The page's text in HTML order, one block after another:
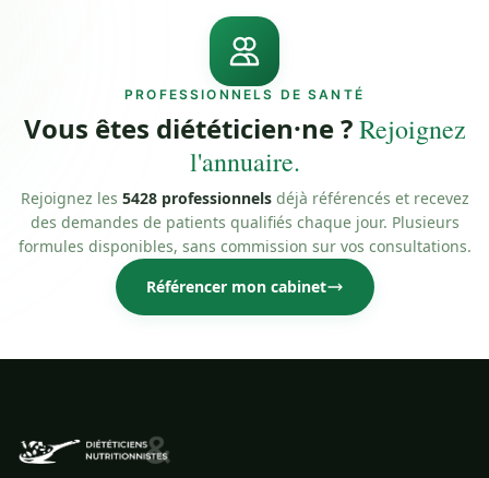
PROFESSIONNELS DE SANTÉ
Vous êtes diététicien·ne ?Rejoignez
l'annuaire.
Rejoignez les 5428 professionnelsdéjà référencés et recevez
des demandes de patients qualifiés chaque jour. Plusieurs
formules disponibles, sans commission sur vos consultations.
Référencer mon cabinet